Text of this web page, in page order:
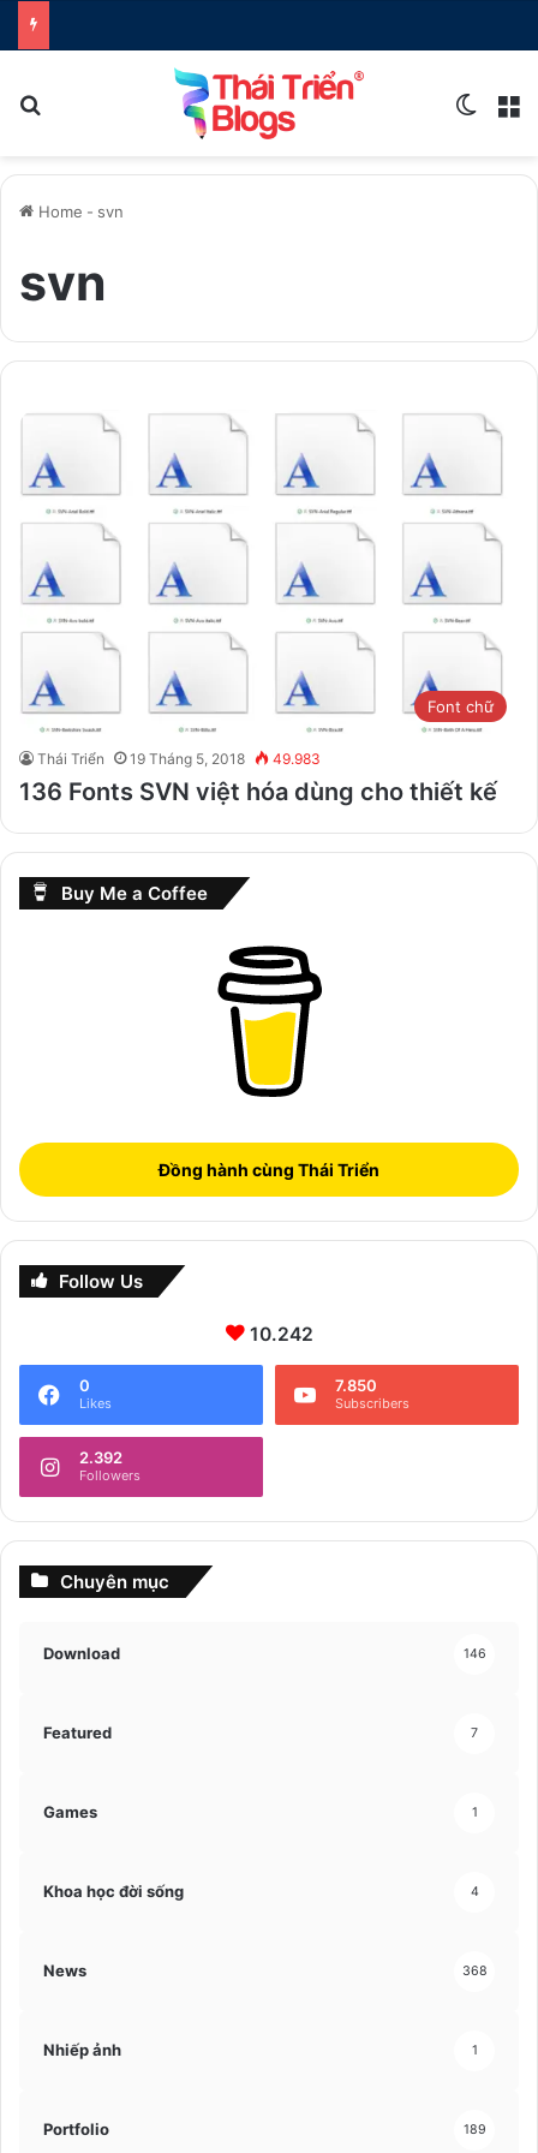
Home - svn
svn
Font chữ
Thái Triển 19 Tháng 5, 2018 49.983
136 Fonts SVN việt hóa dùng cho thiết kế
Buy Me a Coffee
Đồng hành cùng Thái Triển
Follow Us
10.242
0
Likes
7.850
Subscribers
2.392
Followers
Chuyên mục
Download 146
Featured 7
Games 1
Khoa học đời sống 4
News 368
Nhiếp ảnh 1
Portfolio 189